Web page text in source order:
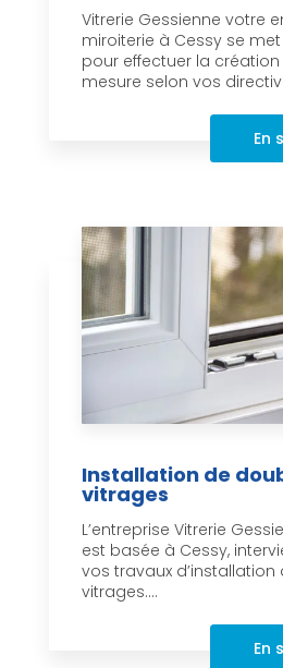
Vitrerie Gessienne votre
miroiterie à Cessy se
pour effectuer la
mesure selon vos
En
Installation de
vitrages
L’entreprise Vitrerie
est basée à Cessy,
vos travaux
vitrages....
En